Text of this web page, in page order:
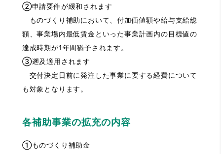
②申請要件が緩和されます
ものづくり補助において、付加価値額や給与支給総
額、事業場内最低賃金といった事業計画内の目標値の
達成時期が1年間猶予されます。
③遡及適用されます
交付決定日前に発注した事業に要する経費について
も対象となります。
各補助事業の拡充の内容
①ものづくり補助金